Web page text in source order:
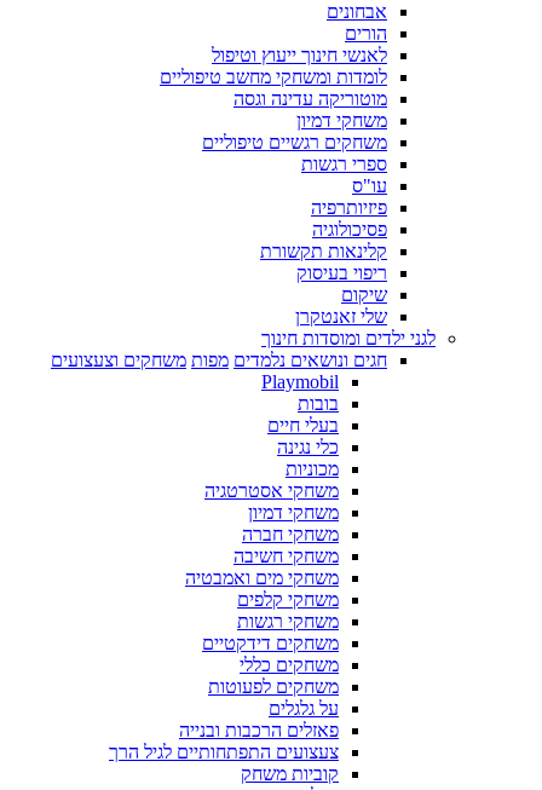
אבחונים
הורים
לאנשי חינוך ייעוץ וטיפול
לומדות ומשחקי מחשב טיפוליים
מוטוריקה עדינה וגסה
משחקי דמיון
משחקים רגשיים טיפוליים
ספרי רגשות
עו"ס
פיזיותרפיה
פסיכולוגיה
קלינאות תקשורת
ריפוי בעיסוק
שיקום
שלי זאנטקרן
לגני ילדים ומוסדות חינוך
חגים ונושאים נלמדים מפות משחקים וצעצועים
Playmobil
בובות
בעלי חיים
כלי נגינה
מכוניות
משחקי אסטרטגיה
משחקי דמיון
משחקי חברה
משחקי חשיבה
משחקי מים ואמבטיה
משחקי קלפים
משחקי רגשות
משחקים דידקטיים
משחקים כללי
משחקים לפעוטות
על גלגלים
פאזלים הרכבות ובנייה
צעצועים התפתחותיים לגיל הרך
קוביות משחק